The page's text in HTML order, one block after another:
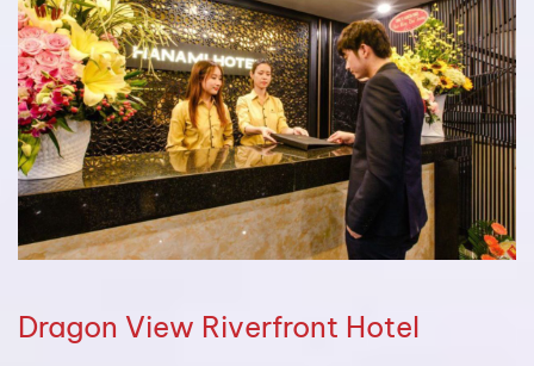
Dragon View Riverfront Hotel